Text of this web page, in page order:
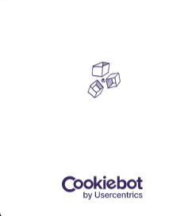
Home
Vrijwilligers